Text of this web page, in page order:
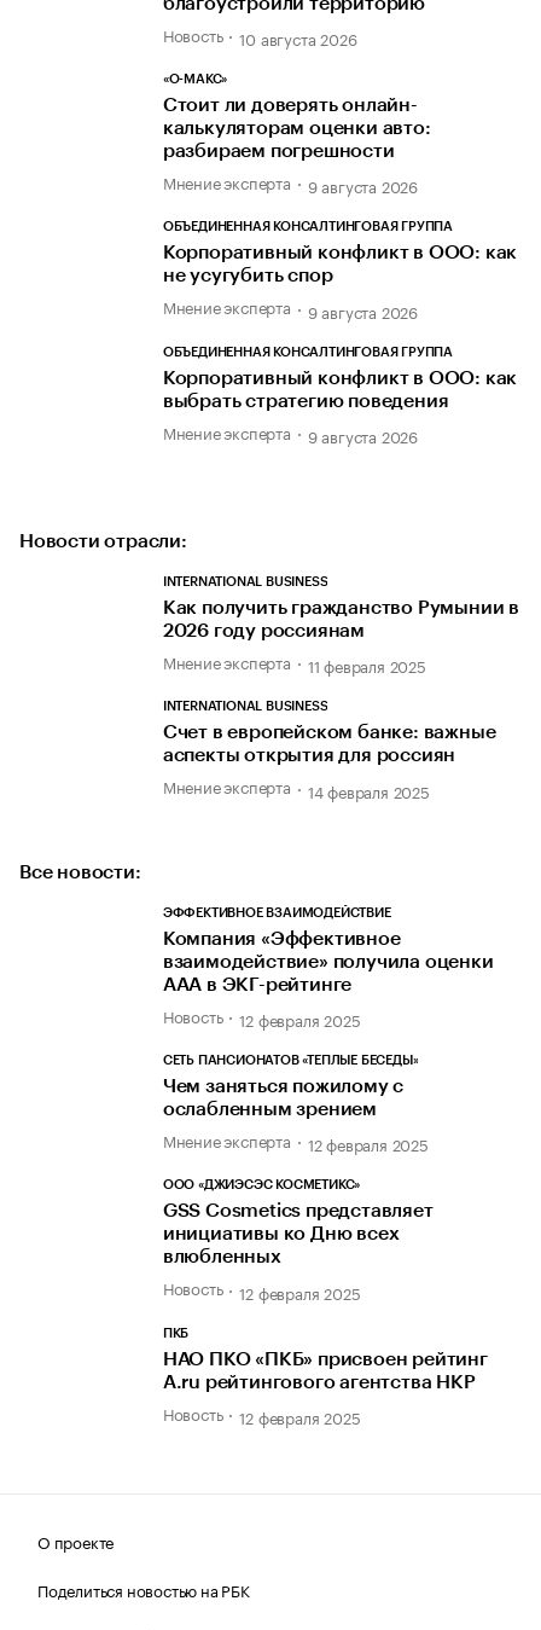
Новость 10 августа 2026
«О-МАКС»
Стоит ли доверять онлайн-
калькуляторам оценки авто:
разбираем погрешности
Мнение эксперта 9 августа 2026
ОБЪЕДИНЕННАЯ КОНСАЛТИНГОВАЯ ГРУППА
Корпоративный конфликт в ООО: как
не усугубить спор
Мнение эксперта 9 августа 2026
ОБЪЕДИНЕННАЯ КОНСАЛТИНГОВАЯ ГРУППА
Корпоративный конфликт в ООО: как
выбрать стратегию поведения
Мнение эксперта 9 августа 2026
Новости отрасли:
INTERNATIONAL BUSINESS
Как получить гражданство Румынии в
2026 году россиянам
Мнение эксперта 11 февраля 2025
INTERNATIONAL BUSINESS
Счет в европейском банке: важные
аспекты открытия для россиян
Мнение эксперта 14 февраля 2025
Все новости:
ЭФФЕКТИВНОЕ ВЗАИМОДЕЙСТВИЕ
Компания «Эффективное
взаимодействие» получила оценки
ААА в ЭКГ-рейтинге
Новость 12 февраля 2025
СЕТЬ ПАНСИОНАТОВ «ТЕПЛЫЕ БЕСЕДЫ»
Чем заняться пожилому с
ослабленным зрением
Мнение эксперта 12 февраля 2025
ООО «ДЖИЭСЭС КОСМЕТИКС»
GSS Cosmetics представляет
инициативы ко Дню всех
влюбленных
Новость 12 февраля 2025
ПКБ
НАО ПКО «ПКБ» присвоен рейтинг
A.ru рейтингового агентства НКР
Новость 12 февраля 2025
О проекте
Поделиться новостью на РБК